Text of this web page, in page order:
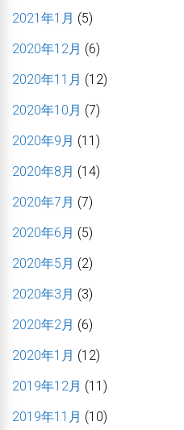
2021年1月 (5)
2020年12月 (6)
2020年11月 (12)
2020年10月 (7)
2020年9月 (11)
2020年8月 (14)
2020年7月 (7)
2020年6月 (5)
2020年5月 (2)
2020年3月 (3)
2020年2月 (6)
2020年1月 (12)
2019年12月 (11)
2019年11月 (10)